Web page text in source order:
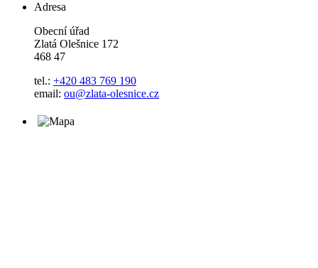
Adresa
Obecní úřad
Zlatá Olešnice 172
468 47
tel.: +420 483 769 190
email: ou@zlata-olesnice.cz